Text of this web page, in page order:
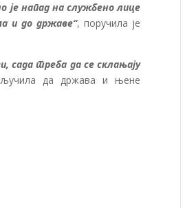
је напад на службено лице
и до државе“, поручила је
сада треба да се склањају
да држава и њене